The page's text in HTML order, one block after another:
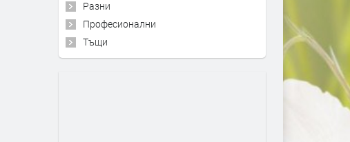
Разни
Професионални
Тъщи